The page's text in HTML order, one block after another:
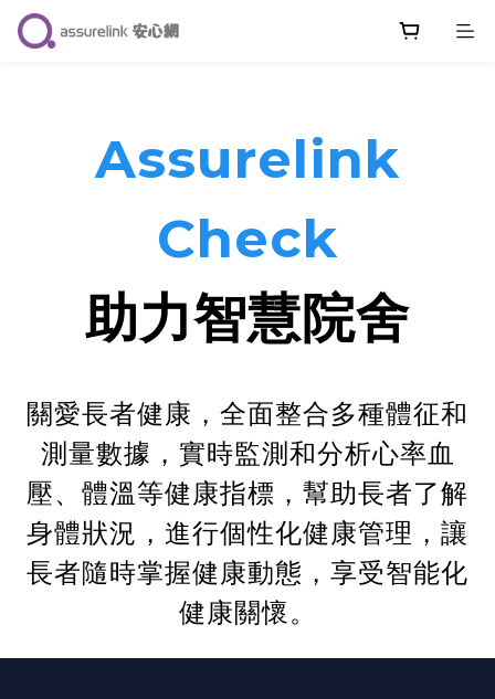
Assurelink
Check
助力智慧院舍
關愛長者健康，全面整合多種體征和
測量數據，實時監測和分析心率血
壓、體溫等健康指標，幫助長者了解
身體狀況，進行個性化健康管理，讓
長者隨時掌握健康動態，享受智能化
健康關懷。